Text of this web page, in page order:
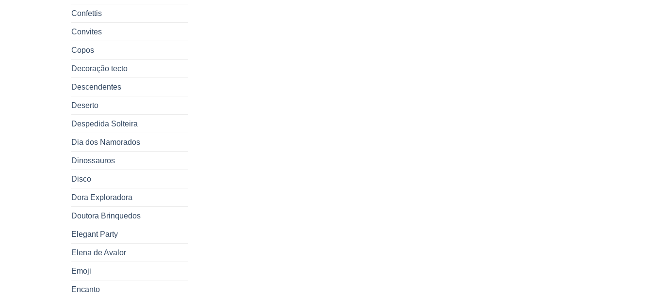
Confettis
Convites
Copos
Decoração tecto
Descendentes
Deserto
Despedida Solteira
Dia dos Namorados
Dinossauros
Disco
Dora Exploradora
Doutora Brinquedos
Elegant Party
Elena de Avalor
Emoji
Encanto